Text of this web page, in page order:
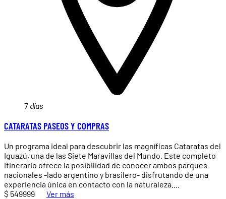
7 días
CATARATAS PASEOS Y COMPRAS
Un programa ideal para descubrir las magníficas Cataratas del
Iguazú, una de las Siete Maravillas del Mundo. Este completo
itinerario ofrece la posibilidad de conocer ambos parques
nacionales -lado argentino y brasilero- disfrutando de una
experiencia única en contacto con la naturaleza....
$ 549999
Ver más